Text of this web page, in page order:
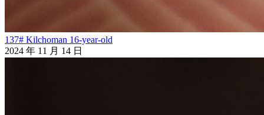
137# Kilchoman 16-year-old
2024 年 11 月 14 日